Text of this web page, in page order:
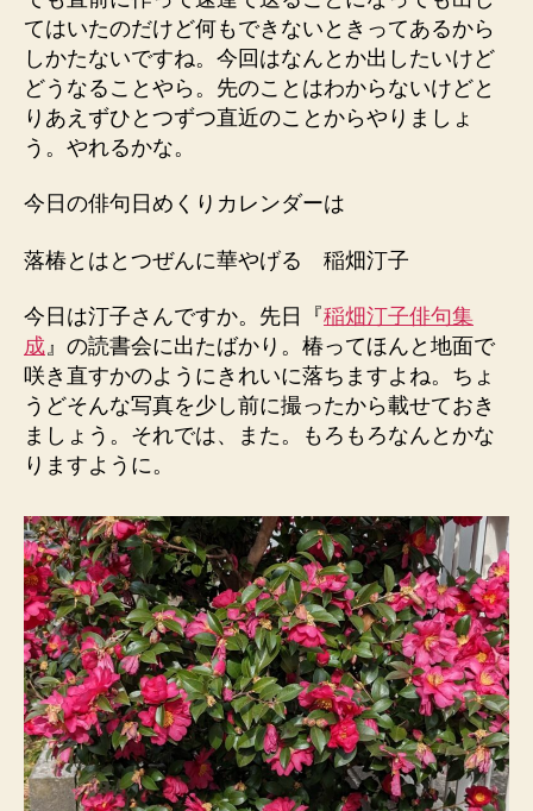
てはいたのだけど何もできないときってあるから
しかたないですね。今回はなんとか出したいけど
どうなることやら。先のことはわからないけどと
りあえずひとつずつ直近のことからやりましょ
う。やれるかな。
今日の俳句日めくりカレンダーは
落椿とはとつぜんに華やげる 稲畑汀子
今日は汀子さんですか。先日『稲畑汀子俳句集
成』の読書会に出たばかり。椿ってほんと地面で
咲き直すかのようにきれいに落ちますよね。ちょ
うどそんな写真を少し前に撮ったから載せておき
ましょう。それでは、また。もろもろなんとかな
りますように。